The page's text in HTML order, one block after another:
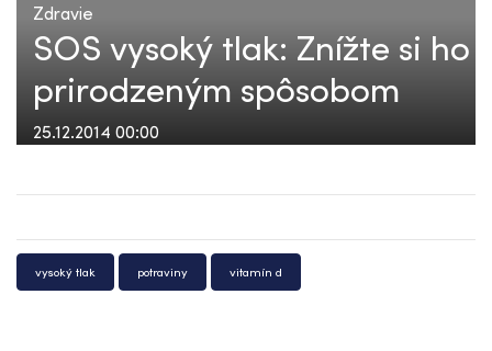
Zdravie
SOS vysoký tlak: Znížte si ho
prirodzeným spôsobom
25.12.2014 00:00
vysoký tlak potraviny vitamín d